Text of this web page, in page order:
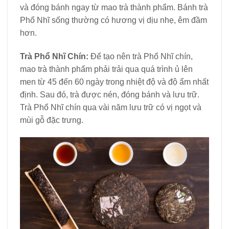
và đóng bánh ngay từ mao trà thành phẩm. Bánh trà
Phổ Nhĩ sống thường có hương vị dịu nhẹ, êm đầm
hơn.
Trà Phổ Nhĩ Chín: Để tạo nên trà Phổ Nhĩ chín,
mao trà thành phẩm phải trải qua quá trình ủ lên
men từ 45 đến 60 ngày trong nhiệt độ và độ ẩm nhất
định. Sau đó, trà được nén, đóng bánh và lưu trữ.
Trà Phổ Nhĩ chín qua vài năm lưu trữ có vị ngọt và
mùi gỗ đặc trưng.